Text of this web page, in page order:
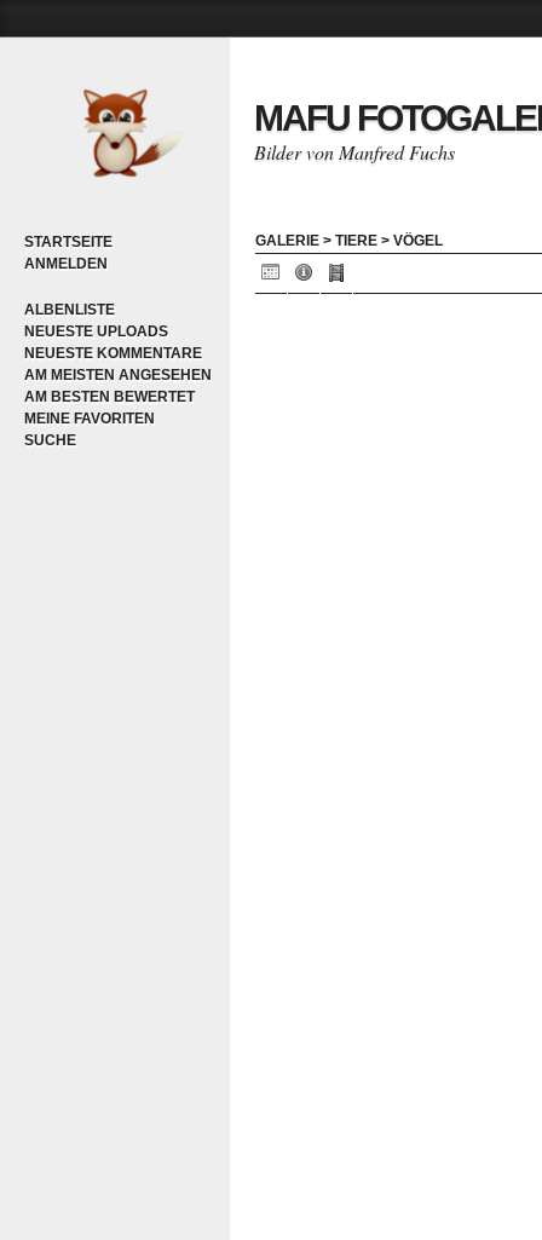
STARTSEITE
ANMELDEN
ALBENLISTE
NEUESTE UPLOADS
NEUESTE KOMMENTARE
AM MEISTEN ANGESEHEN
AM BESTEN BEWERTET
MEINE FAVORITEN
SUCHE
MAFU
Bilder von Manfred Fuchs
GALERIE > TIERE > VÖGEL